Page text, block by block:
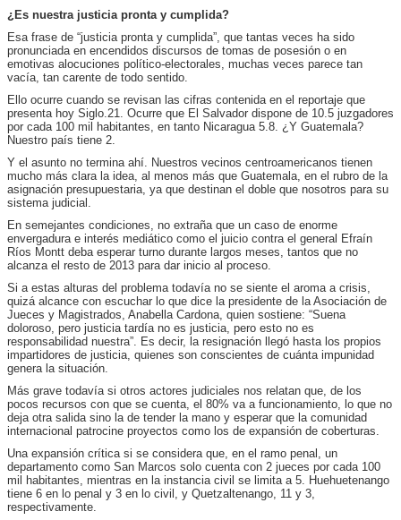
¿Es nuestra justicia pronta y cumplida?
Esa frase de “justicia pronta y cumplida”, que tantas veces ha sido
pronunciada en encendidos discursos de tomas de posesión o en
emotivas alocuciones político-electorales, muchas veces parece tan
vacía, tan carente de todo sentido.
Ello ocurre cuando se revisan las cifras contenida en el reportaje que
presenta hoy Siglo.21. Ocurre que El Salvador dispone de 10.5 juzgadores
por cada 100 mil habitantes, en tanto Nicaragua 5.8. ¿Y Guatemala?
Nuestro país tiene 2.
Y el asunto no termina ahí. Nuestros vecinos centroamericanos tienen
mucho más clara la idea, al menos más que Guatemala, en el rubro de la
asignación presupuestaria, ya que destinan el doble que nosotros para su
sistema judicial.
En semejantes condiciones, no extraña que un caso de enorme
envergadura e interés mediático como el juicio contra el general Efraín
Ríos Montt deba esperar turno durante largos meses, tantos que no
alcanza el resto de 2013 para dar inicio al proceso.
Si a estas alturas del problema todavía no se siente el aroma a crisis,
quizá alcance con escuchar lo que dice la presidente de la Asociación de
Jueces y Magistrados, Anabella Cardona, quien sostiene: “Suena
doloroso, pero justicia tardía no es justicia, pero esto no es
responsabilidad nuestra”. Es decir, la resignación llegó hasta los propios
impartidores de justicia, quienes son conscientes de cuánta impunidad
genera la situación.
Más grave todavía si otros actores judiciales nos relatan que, de los
pocos recursos con que se cuenta, el 80% va a funcionamiento, lo que no
deja otra salida sino la de tender la mano y esperar que la comunidad
internacional patrocine proyectos como los de expansión de coberturas.
Una expansión crítica si se considera que, en el ramo penal, un
departamento como San Marcos solo cuenta con 2 jueces por cada 100
mil habitantes, mientras en la instancia civil se limita a 5. Huehuetenango
tiene 6 en lo penal y 3 en lo civil, y Quetzaltenango, 11 y 3,
respectivamente.